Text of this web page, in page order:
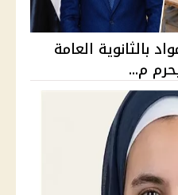
الراسب في 3 مواد بالثانوية العامة
م...